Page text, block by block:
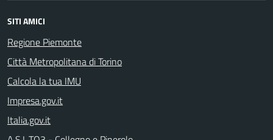
SITI AMICI
Regione Piemonte
Città Metropolitana di Torino
Calcola la tua IMU
Impresa.gov.it
Italia.gov.it